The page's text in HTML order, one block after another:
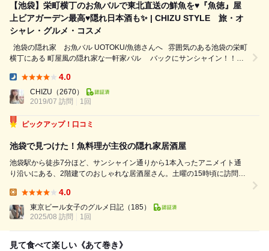
【池袋】栄町横丁のお魚バルで東北直送の鮮魚を♥『魚徳』屋
上ビアガーデン最高♥隠れ日本酒も✨ | CHIZU STYLE 旅・オ
シャレ・グルメ・コスメ
横丁にある 町屋風の隠れ家な一軒家バル バックにサンシャイン！！！
ーー貸し切りたい 海鮮をテラスでいただけるって 他にないかも！！！
プレミアム日本酒 ◆十四代 山形...
4.0
CHIZU （2670）
2019/07 訪問
1回
ピックアップ！口コミ
池袋で見つけた！魚料理が主役の隠れ家居酒屋
池袋駅から徒歩7分ほど、サンシャイン通りから1本入ったアニメイト通
り沿いにある、2階建てのおしゃれな居酒屋さん。土曜の15時頃に訪問し
た。 • まぐろのバター醤油串（700円）…濃厚な旨味とバター醤油の組み
合わせが新鮮でクセになる味...
4.0
東京ビール女子のグルメ日記 （185）
2025/08 訪問
1回
見て食べて楽しい《あて巻き》